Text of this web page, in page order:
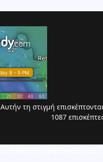
Αυτήν τη στιγμή
1087